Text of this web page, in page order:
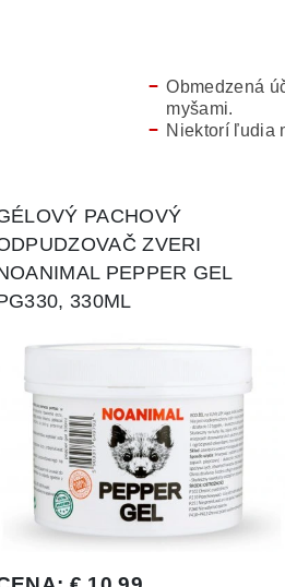
Obmedzená
myšami.
Niektorí ľudia